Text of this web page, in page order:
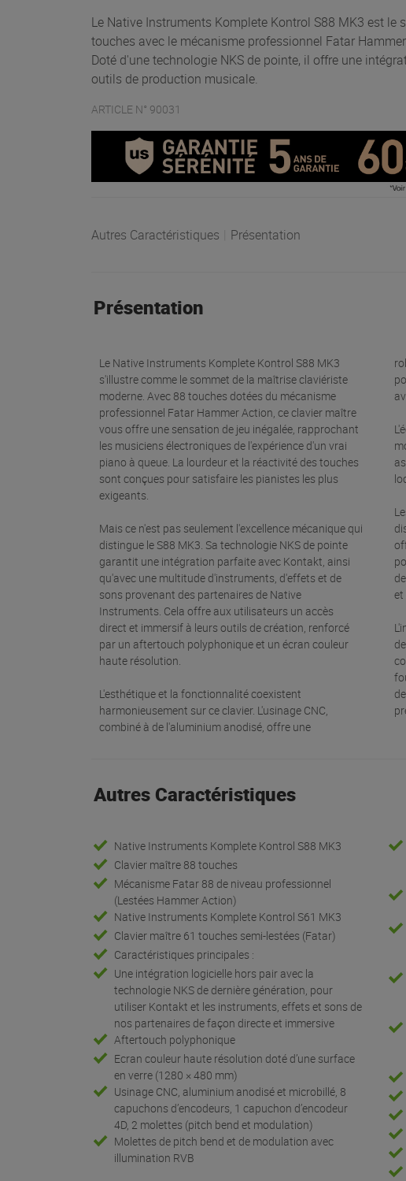
Le Native Instruments Komplete Kontrol S88 MK3 est
touches avec le mécanisme professionnel Fatar
Doté d'une technologie NKS de pointe, il offre une
outils de production musicale.
ARTICLE N° 90031
Autres Caractéristiques Présentation
Présentation
Le Native Instruments Komplete Kontrol S88 MK3
s'illustre comme le sommet de la maîtrise claviériste
moderne. Avec 88 touches dotées du mécanisme
professionnel Fatar Hammer Action, ce clavier maître
vous offre une sensation de jeu inégalée, rapprochant
les musiciens électroniques de l'expérience d'un vrai
piano à queue. La lourdeur et la réactivité des touches
sont conçues pour satisfaire les pianistes les plus
exigeants.
Mais ce n'est pas seulement l'excellence mécanique qui
distingue le S88 MK3. Sa technologie NKS de pointe
garantit une intégration parfaite avec Kontakt, ainsi
qu'avec une multitude d'instruments, d'effets et de
sons provenant des partenaires de Native
Instruments. Cela offre aux utilisateurs un accès
direct et immersif à leurs outils de création, renforcé
par un aftertouch polyphonique et un écran couleur
haute résolution.
L'esthétique et la fonctionnalité coexistent
harmonieusement sur ce clavier. L'usinage CNC,
combiné à de l'aluminium anodisé, offre une
et
Autres Caractéristiques
Native Instruments Komplete Kontrol S88 MK3
Clavier maître 88 touches
Mécanisme Fatar 88 de niveau professionnel
(Lestées Hammer Action)
Native Instruments Komplete Kontrol S61 MK3
Clavier maître 61 touches semi-lestées (Fatar)
Caractéristiques principales :
Une intégration logicielle hors pair avec la
technologie NKS de dernière génération, pour
utiliser Kontakt et les instruments, effets et sons de
nos partenaires de façon directe et immersive
Aftertouch polyphonique
Ecran couleur haute résolution doté d’une surface
en verre (1280 × 480 mm)
Usinage CNC, aluminium anodisé et microbillé, 8
capuchons d’encodeurs, 1 capuchon d’encodeur
4D, 2 molettes (pitch bend et modulation)
Molettes de pitch bend et de modulation avec
illumination RVB